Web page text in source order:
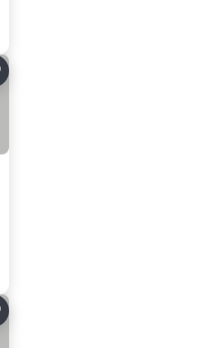
na seznam oblíbených hotelů
na seznam oblíbených hotelů